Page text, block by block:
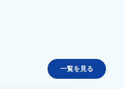
一覧を見る